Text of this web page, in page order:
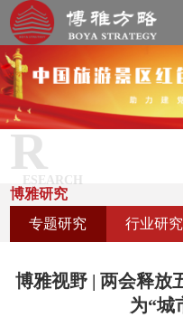
R
ESEARCH
博雅研究
专题研究
行业研究
博雅视野 | 两会释放
为“城